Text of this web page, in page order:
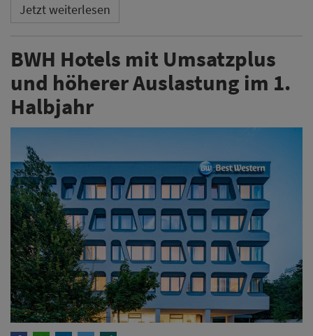
Jetzt weiterlesen
BWH Hotels mit Umsatzplus
und höherer Auslastung im 1.
Halbjahr